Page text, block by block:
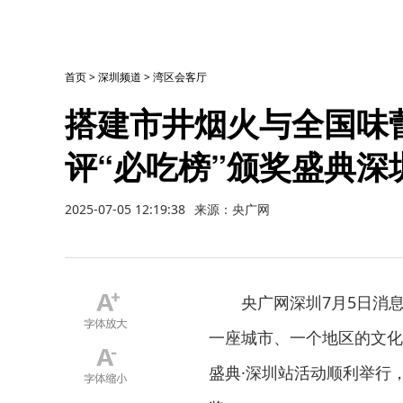
首页>深圳频道 >湾区会客厅
搭建市井烟火与全国
评“必吃榜”颁奖盛典深
2025-07-05 12:19:38 来源：央广网
央广网深圳7月5日消
一座城市、一个地区的文
盛典·深圳站活动顺利举行